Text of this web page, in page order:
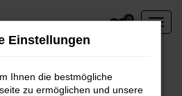
0
Einstellungen
Ihnen die bestmögliche
zu ermöglichen und unsere